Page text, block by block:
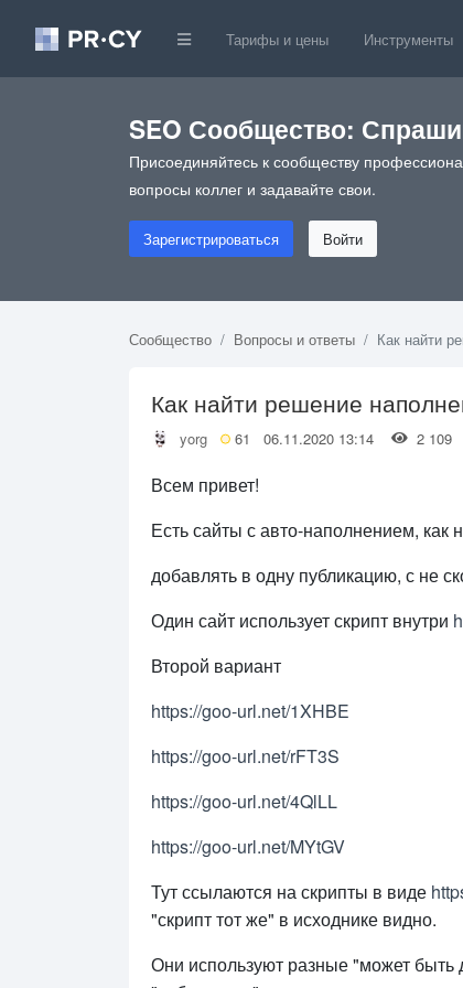
Тарифы и цены Инструменты
SEO Сообщество:
Присоединяйтесь к сообществу
вопросы коллег и задавайте свои.
Зарегистрироваться Войти
Сообщество Вопросы и ответы Как найти
Как найти решение
yorg 61 06.11.2020 13:14 2 109
Всем привет!
Есть сайты с авто-наполнением,
добавлять в одну публикацию, с не
Один сайт использует скрипт внутри
Второй вариант
https://goo-url.net/1XHBE
https://goo-url.net/rFT3S
https://goo-url.net/4QlLL
https://goo-url.net/MYtGV
Тут ссылаются на скрипты в виде
"скрипт тот же" в исходнике видно.
Они используют разные "может быть